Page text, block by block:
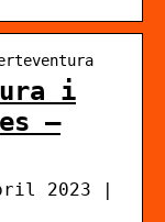
i
–
2023 |